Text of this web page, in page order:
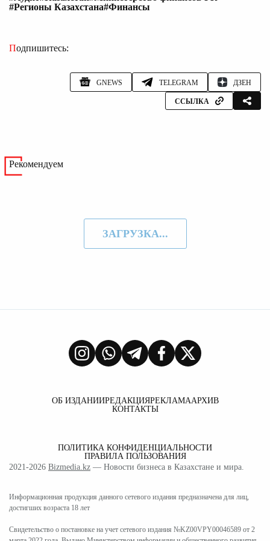
#Регионы Казахстана#Финансы
Подпишитесь:
GNEWS TELEGRAM ДЗЕН
ССЫЛКА
Рекомендуем
ЗАГРУЗКА...
ОБ ИЗДАНИИРЕДАКЦИЯРЕКЛАМААРХИВ
КОНТАКТЫ
ПОЛИТИКА КОНФИДЕНЦИАЛЬНОСТИ
ПРАВИЛА ПОЛЬЗОВАНИЯ
2021-2026 Bizmedia.kz — Новости бизнеса в Казахстане и мира.
Информационная продукция данного сетевого издания предназначена для лиц,
достигших возраста 18 лет
Свидетельство о постановке на учет сетевого издания №KZ00VPY00046589 от 2